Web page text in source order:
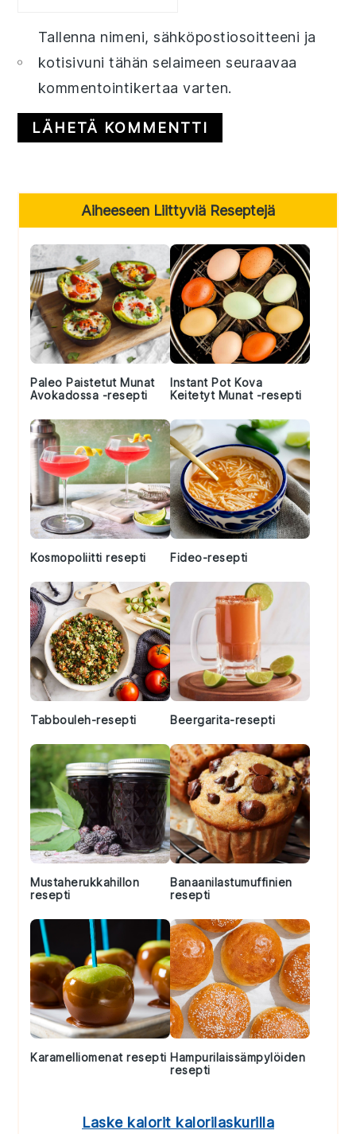
Tallenna nimeni, sähköpostiosoitteeni ja
kotisivuni tähän selaimeen seuraavaa
kommentointikertaa varten.
Primary
Sidebar
Aiheeseen Liittyviä Reseptejä
Paleo Paistetut Munat
Avokadossa -resepti
Instant Pot Kova
Keitetyt Munat -resepti
Kosmopoliitti resepti Fideo-resepti
Tabbouleh-resepti Beergarita-resepti
Mustaherukkahillon
resepti
Banaanilastumuffinien
resepti
Karamelliomenat resepti Hampurilaissämpylöiden
resepti
Laske kalorit kalorilaskurilla